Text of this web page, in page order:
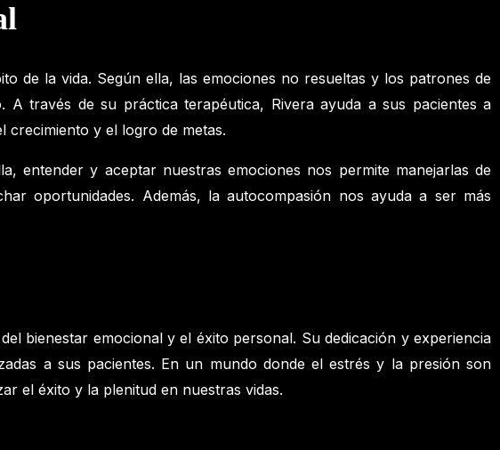
de la vida. Según ella, las emociones no resueltas y los patrones de
A través de su práctica terapéutica, Rivera ayuda a sus pacientes a
crecimiento y el logro de metas.
entender y aceptar nuestras emociones nos permite manejarlas de
oportunidades. Además, la autocompasión nos ayuda a ser más
bienestar emocional y el éxito personal. Su dedicación y experiencia
a sus pacientes. En un mundo donde el estrés y la presión son
el éxito y la plenitud en nuestras vidas.